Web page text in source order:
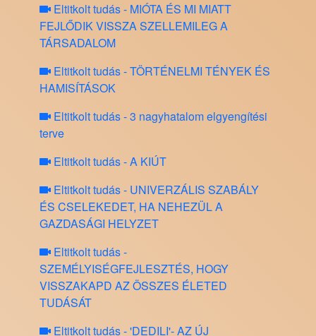
Eltitkolt tudás - MIÓTA ÉS MI MIATT
FEJLŐDIK VISSZA SZELLEMILEG A
TÁRSADALOM
Eltitkolt tudás - TÖRTÉNELMI TÉNYEK ÉS
HAMISÍTÁSOK
Eltitkolt tudás - 3 nagyhatalom elgyengítési
terve
Eltitkolt tudás - A KIÚT
Eltitkolt tudás - UNIVERZÁLIS SZABÁLY
ÉS CSELEKEDET, HA NEHEZÜL A
GAZDASÁGI HELYZET
Eltitkolt tudás -
SZEMÉLYISÉGFEJLESZTÉS, HOGY
VISSZAKAPD AZ ÖSSZES ÉLETED
TUDÁSÁT
Eltitkolt tudás - 'DEDILI'- AZ ÚJ